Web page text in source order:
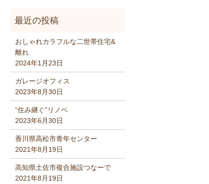
おしゃれカラフルな二世帯住宅&
離れ
2024年1月23日
ガレージオフィス
2023年8月30日
“住み継ぐ”リノベ
2023年6月30日
香川県高松市青年センター
2021年8月19日
高知県土佐市複合施設つなーで
2021年8月19日